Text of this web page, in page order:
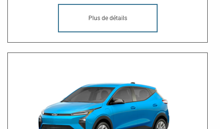
Plus de détails